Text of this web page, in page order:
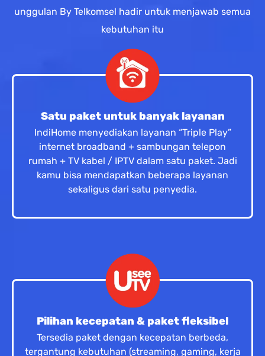
unggulan By Telkomsel hadir untuk menjawab semua
kebutuhan itu
Satu paket untuk banyak layanan
IndiHome menyediakan layanan “Triple Play”
internet broadband + sambungan telepon
rumah + TV kabel / IPTV dalam satu paket. Jadi
kamu bisa mendapatkan beberapa layanan
sekaligus dari satu penyedia.
Pilihan kecepatan & paket fleksibel
Tersedia paket dengan kecepatan berbeda,
tergantung kebutuhan (streaming, gaming, kerja